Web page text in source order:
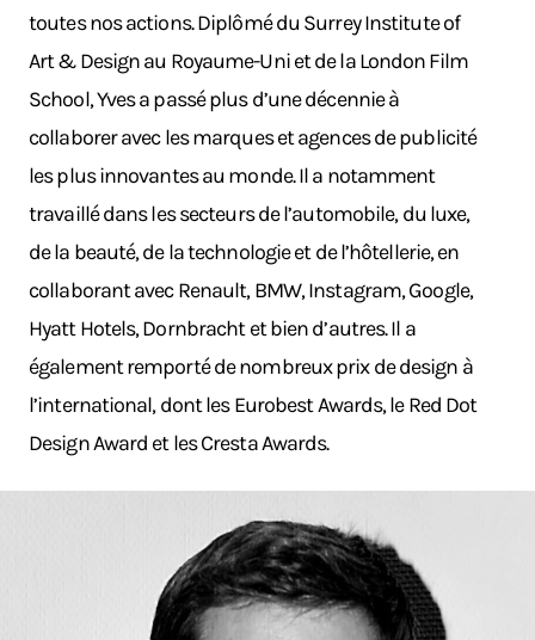
toutes nos actions. Diplômé du Surrey Institute of
Art & Design au Royaume-Uni et de la London Film
School, Yves a passé plus d’une décennie à
collaborer avec les marques et agences de publicité
les plus innovantes au monde. Il a notamment
travaillé dans les secteurs de l’automobile, du luxe,
de la beauté, de la technologie et de l’hôtellerie, en
collaborant avec Renault, BMW, Instagram, Google,
Hyatt Hotels, Dornbracht et bien d’autres. Il a
également remporté de nombreux prix de design à
l’international, dont les Eurobest Awards, le Red Dot
Design Award et les Cresta Awards.